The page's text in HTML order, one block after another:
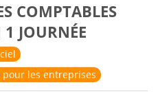
COMPTABLES
1 JOURNÉE
pour les entreprises